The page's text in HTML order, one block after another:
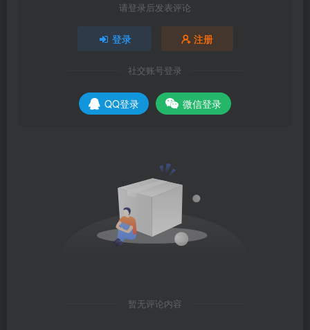
请登录后发表评论
登录 注册
社交账号登录
QQ登录 微信登录
暂无评论内容